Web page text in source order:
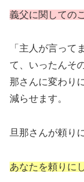
義父に関しての
「主人が言って
て、いったんそ
那さんに変わり
減らせます。
旦那さんが頼り
あなたを頼りに